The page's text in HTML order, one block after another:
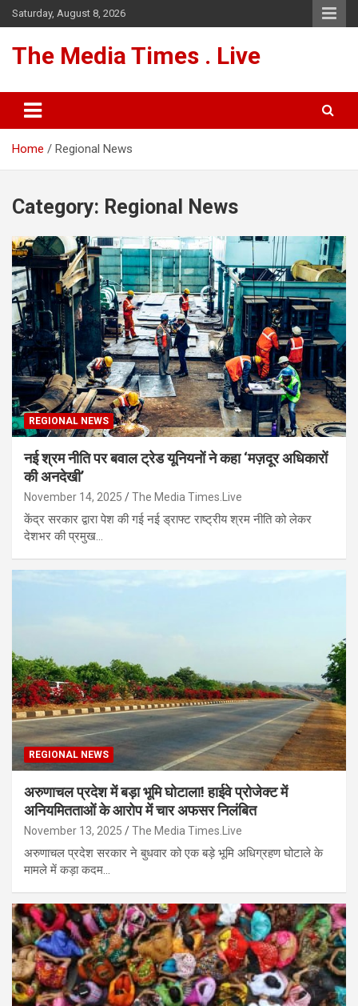
Skip
to
Saturday, August 8, 2026
The Media Times . Live
Home Regional News
Category: Regional News
REGIONAL NEWS
नई श्रम नीति पर बवाल ट्रेड यूनियनों ने कहा ‘मज़दूर अधिकारों
की अनदेखी’
November 14, 2025 The Media Times.Live
केंद्र सरकार द्वारा पेश की गई नई ड्राफ्ट राष्ट्रीय श्रम नीति को लेकर
देशभर की प्रमुख…
REGIONAL NEWS
अरुणाचल प्रदेश में बड़ा भूमि घोटाला! हाईवे प्रोजेक्ट में
अनियमितताओं के आरोप में चार अफसर निलंबित
November 13, 2025 The Media Times.Live
अरुणाचल प्रदेश सरकार ने बुधवार को एक बड़े भूमि अधिग्रहण घोटाले के
मामले में कड़ा कदम…